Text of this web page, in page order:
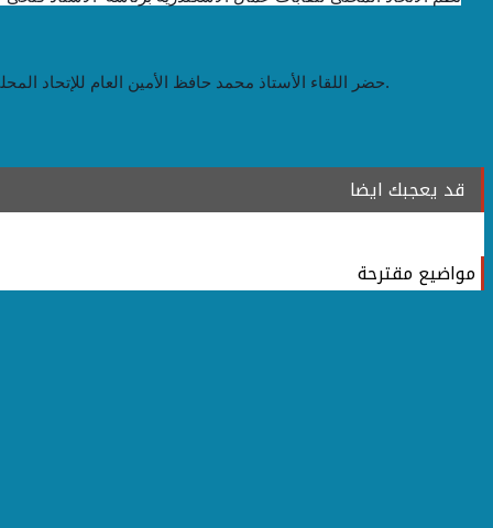
حضر اللقاء الأستاذ محمد حافظ الأمين العام للإتحاد المحلى لتقابات عمال الإسكندرية ، المستشار هانى الكردى رئيس إتحاد شباب العمال و الدكتورة نورا ابو الدهب دكتوراه فى علم الأوام من جامعة منيرفا.
قد يعجبك ايضا
مواضيع مقترحة